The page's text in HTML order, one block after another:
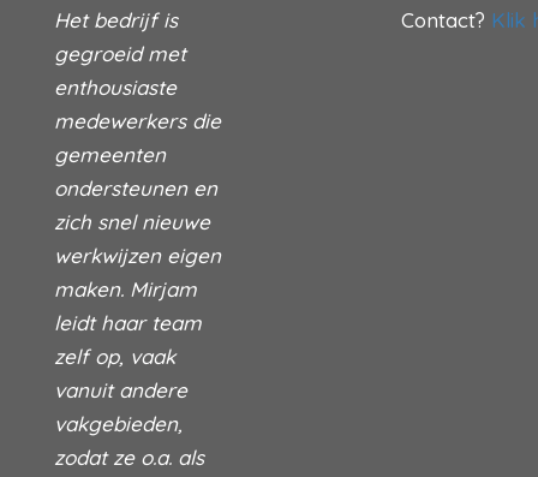
Het bedrijf is
gegroeid met
enthousiaste
medewerkers die
gemeenten
ondersteunen en
zich snel nieuwe
werkwijzen eigen
maken. Mirjam
leidt haar team
zelf op, vaak
vanuit andere
vakgebieden,
zodat ze o.a. als
Contact? Klik